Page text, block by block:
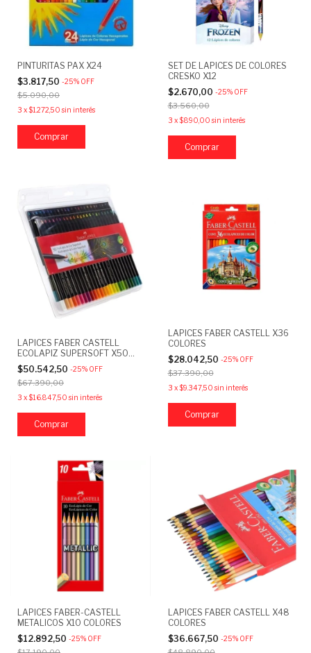
PINTURITAS PAX X24
$3.817,50 -25% OFF
$5.090,00
3 x$1.272,50 sin interés
SET DE LAPICES DE COLORES
CRESKO X12
$2.670,00 -25% OFF
$3.560,00
3 x$890,00 sin interés
Comprar
LAPICES FABER CASTELL
ECOLAPIZ SUPERSOFT X50
COLORES
$50.542,50 -25% OFF
$67.390,00
3 x$16.847,50 sin interés
LAPICES FABER CASTELL X36
COLORES
$28.042,50 -25% OFF
$37.390,00
3 x$9.347,50 sin interés
LAPICES FABER-CASTELL
METALICOS X10 COLORES
$12.892,50 -25% OFF
LAPICES FABER CASTELL X48
COLORES
$36.667,50 -25% OFF